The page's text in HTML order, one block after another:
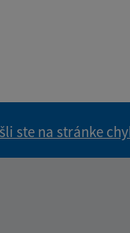
ste na stránke